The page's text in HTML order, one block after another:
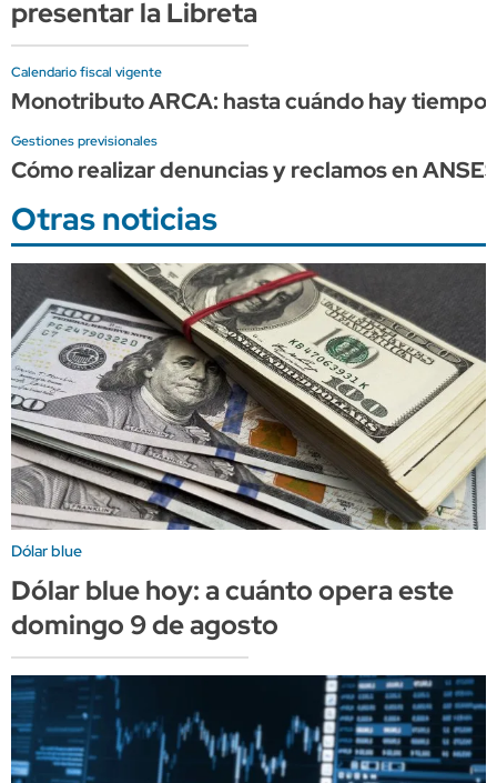
presentar la Libreta
Calendario fiscal vigente
Monotributo ARCA: hasta cuándo hay
Gestiones previsionales
Cómo realizar denuncias y reclamos en
Otras noticias
Dólar blue
Dólar blue hoy: a cuánto opera este
domingo 9 de agosto